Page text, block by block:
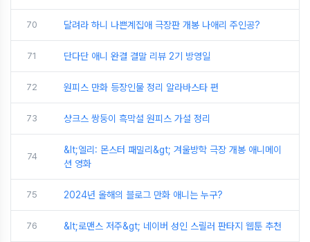
70 달려라 하니 나쁜계집애 극장판 개봉 나애리 주인공?
71 단다단 애니 완결 결말 리뷰 2기 방영일
72 원피스 만화 등장인물 정리 알라바스타 편
73 샹크스 쌍둥이 흑막설 원피스 가설 정리
74
&lt;엘리: 몬스터 패밀리&gt; 겨울방학 극장 개봉 애니메이
션 영화
75 2024년 올해의 블로그 만화 애니는 누구?
76 &lt;로맨스 저주&gt; 네이버 성인 스릴러 판타지 웹툰 추천